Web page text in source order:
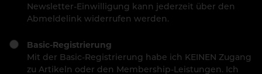
Newsletter-Einwilligung kann jederzeit über den
Abmeldelink widerrufen werden.
Basic-Registrierung
Mit der Basic-Registrierung habe ich KEINEN Zugang
zu Artikeln oder den Membership-Leistungen. Ich